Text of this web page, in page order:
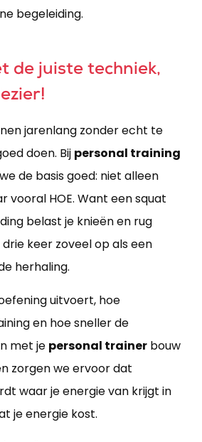
begeleiding.
de juiste techniek,
jarenlang zonder echt te
doen. Bij personal training
de basis goed: niet alleen
vooral HOE. Want een squat
belast je knieën en rug
keer zoveel op als een
herhaling.
uitvoert, hoe
en hoe sneller de
met je personal trainer bouw
zorgen we ervoor dat
waar je energie van krijgt in
je energie kost.